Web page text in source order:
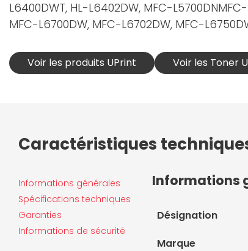
L6400DWT, HL-L6402DW, MFC-
MFC-L6700DW, MFC-L6702DW, MFC-
Voir les produits UPrint Voir les Toner
Caractéristiques
Informations générales
Spécifications techniques
Garanties
Informations de sécurité
Informations
Désignation
Marque